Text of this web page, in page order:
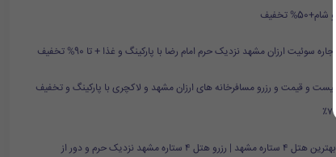
و شام+50% تخفیف
اجاره سوئیت ارزان مشهد نزدیک حرم امام رضا با پارکینگ و غذا + تا 90% تخفیف
لیست و قیمت و رزرو مسافرخانه های ارزان مشهد و لاکچری با پارکینگ و تخفیف
۷۰٪
بهترین هتل ۴ ستاره مشهد | رزرو هتل ۴ ستاره مشهد نزدیک حرم و دور از